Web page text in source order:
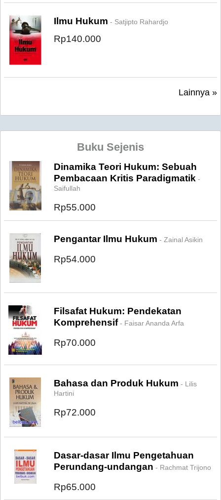
Ilmu Hukum - Satjipto Rahardjo
Rp140.000
Lainnya »
Buku Sejenis
Dinamika Teori Hukum: Sebuah
Pembacaan Kritis Paradigmatik -
Saifullah
Rp55.000
Pengantar Ilmu Hukum - Zainal Asikin
Rp54.000
Filsafat Hukum: Pendekatan
Komprehensif- Faisar Ananda Arfa
Rp70.000
Bahasa dan Produk Hukum - Lilis
Hartini
Rp72.000
Dasar-dasar Ilmu Pengetahuan
Perundang-undangan - Rachmat Trijono
Rp65.000